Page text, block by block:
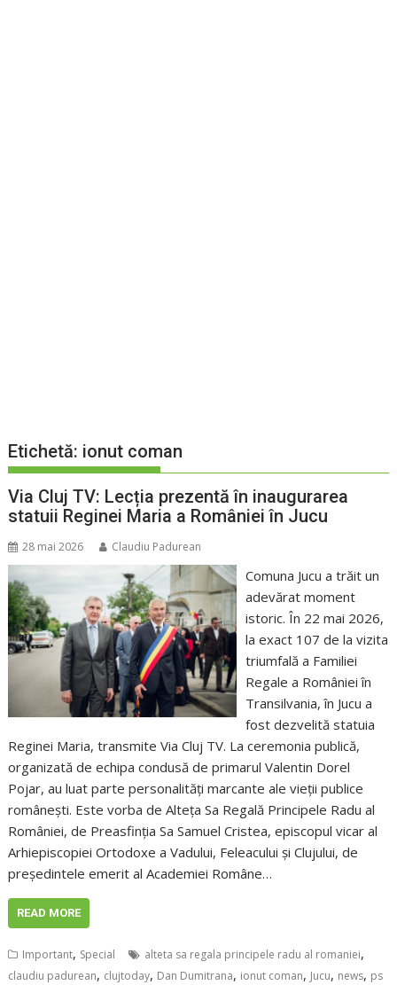
Etichetă: ionut coman
Via Cluj TV: Lecția prezentă în inaugurarea
statuii Reginei Maria a României în Jucu
28 mai 2026 Claudiu Padurean
Comuna Jucu a trăit un
adevărat moment
istoric. În 22 mai 2026,
la exact 107 de la vizita
triumfală a Familiei
Regale a României în
Transilvania, în Jucu a
fost dezvelită statuia
Reginei Maria, transmite Via Cluj TV. La ceremonia publică,
organizată de echipa condusă de primarul Valentin Dorel
Pojar, au luat parte personalități marcante ale vieții publice
românești. Este vorba de Alteța Sa Regală Principele Radu al
României, de Preasfinția Sa Samuel Cristea, episcopul vicar al
Arhiepiscopiei Ortodoxe a Vadului, Feleacului și Clujului, de
președintele emerit al Academiei Române…
READ MORE
Important, Special alteta sa regala principele radu al romaniei,
claudiu padurean, clujtoday, Dan Dumitrana, ionut coman, Jucu, news, ps